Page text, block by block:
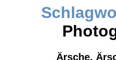
Ärsche,